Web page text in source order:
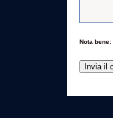
Nota bene: